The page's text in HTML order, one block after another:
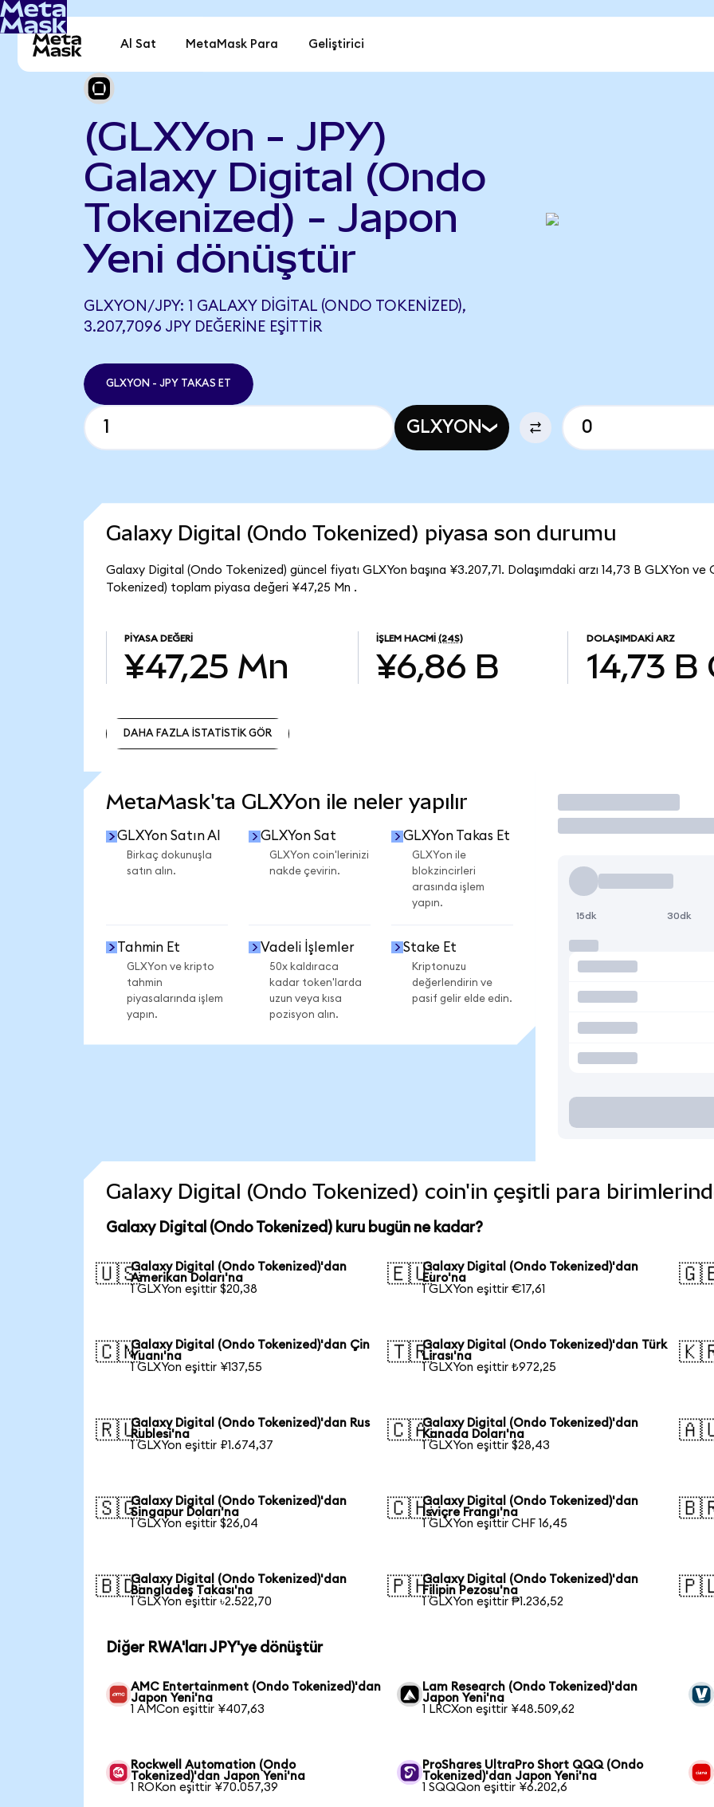
Al Sat MetaMask Para Geliştirici
(GLXYon - JPY)
Galaxy Digital (Ondo
Tokenized) - Japon
Yeni dönüştür
GLXYON/JPY: 1 GALAXY DIGITAL (ONDO TOKENIZED),
3.207,7096 JPY DEĞERINE EŞITTIR
GLXYON - JPY TAKAS ET
GLXYON
Galaxy Digital (Ondo Tokenized) piyasa son durumu
Galaxy Digital (Ondo Tokenized) güncel fiyatı GLXYon başına ¥3.207,71. Dolaşımdaki arzı 14,73 B GLXYon
Tokenized) toplam piyasa değeri ¥47,25 Mn .
PIYASA DEĞERI
¥47,25 Mn
İŞLEM HACMI (24S)
¥6,86 B
DOLAŞIMDAKI ARZ
14,73 B
DAHA FAZLA İSTATİSTİK GÖR
MetaMask'ta GLXYon ile neler yapılır
GLXYon Satın Al
Birkaç dokunuşla
satın alın.
GLXYon Sat
GLXYon coin'lerinizi
nakde çevirin.
GLXYon Takas Et
GLXYon ile
blokzincirleri
arasında işlem
yapın.
Tahmin Et
GLXYon ve kripto
tahmin
piyasalarında işlem
yapın.
Vadeli İşlemler
50x kaldıraca
kadar token'larda
uzun veya kısa
pozisyon alın.
Stake Et
Kriptonuzu
değerlendirin ve
pasif gelir elde edin.
İşlem Yap
15dk 30dk
Galaxy Digital (Ondo Tokenized) coin'in çeşitli para
Galaxy Digital (Ondo Tokenized) kuru bugün ne kadar?
🇺🇸Galaxy Digital (Ondo Tokenized)'dan
Amerikan Doları'na
1 GLXYon eşittir $20,38
🇪🇺Galaxy Digital (Ondo Tokenized)'dan
Euro'na
1 GLXYon eşittir €17,61
🇨🇳Galaxy Digital (Ondo Tokenized)'dan Çin
Yuanı'na
1 GLXYon eşittir ¥137,55
🇹🇷Galaxy Digital (Ondo Tokenized)'dan Türk
Lirası'na
1 GLXYon eşittir ₺972,25
🇷🇺Galaxy Digital (Ondo Tokenized)'dan Rus
Rublesi'na
1 GLXYon eşittir ₽1.674,37
🇨🇦Galaxy Digital (Ondo Tokenized)'dan
Kanada Doları'na
1 GLXYon eşittir $28,43
🇸🇬Galaxy Digital (Ondo Tokenized)'dan
Singapur Doları'na
1 GLXYon eşittir $26,04
🇨🇭Galaxy Digital (Ondo Tokenized)'dan
İsviçre Frangı'na
1 GLXYon eşittir CHF 16,45
🇧🇩Galaxy Digital (Ondo Tokenized)'dan
Bangladeş Takası'na
1 GLXYon eşittir ৳2.522,70
🇵🇭Galaxy Digital (Ondo Tokenized)'dan
Filipin Pezosu'na
1 GLXYon eşittir ₱1.236,52
Diğer RWA'ları JPY'ye dönüştür
AMC Entertainment (Ondo Tokenized)'dan
Japon Yeni'na
1 AMCon eşittir ¥407,63
Lam Research (Ondo Tokenized)'dan
Japon Yeni'na
1 LRCXon eşittir ¥48.509,62
Rockwell Automation (Ondo
Tokenized)'dan Japon Yeni'na
1 ROKon eşittir ¥70.057,39
ProShares UltraPro Short QQQ (Ondo
Tokenized)'dan Japon Yeni'na
1 SQQQon eşittir ¥6.202,6